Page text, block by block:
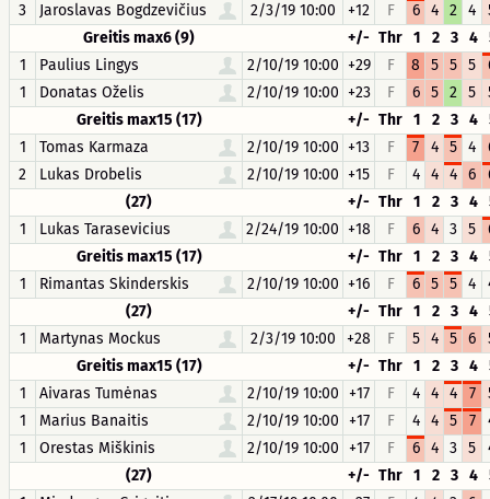
3
Jaroslavas Bogdzevičius 2/3/19 10:00 +12 F 6 4 2 4
Greitis max6 (9)
+/- Thr 1 2 3 4
1
Paulius Lingys 2/10/19 10:00 +29 F 8 5 5 5
1
Donatas Oželis 2/10/19 10:00 +23 F 6 5 2 5
Greitis max15 (17)
+/- Thr 1 2 3 4
1
Tomas Karmaza 2/10/19 10:00 +13 F 7 4 5 4
2
Lukas Drobelis 2/10/19 10:00 +15 F 4 4 4 6
(27)
+/- Thr 1 2 3 4
1
Lukas Tarasevicius 2/24/19 10:00 +18 F 6 4 3 5
Greitis max15 (17)
+/- Thr 1 2 3 4
1
Rimantas Skinderskis 2/10/19 10:00 +16 F 6 5 5 4
(27)
+/- Thr 1 2 3 4
1
Martynas Mockus 2/3/19 10:00 +28 F 5 4 5 6
Greitis max15 (17)
+/- Thr 1 2 3 4
1
Aivaras Tumėnas 2/10/19 10:00 +17 F 4 4 4 7
1
Marius Banaitis 2/10/19 10:00 +17 F 4 4 5 7
1
Orestas Miškinis 2/10/19 10:00 +17 F 6 4 3 5
(27)
+/- Thr 1 2 3 4